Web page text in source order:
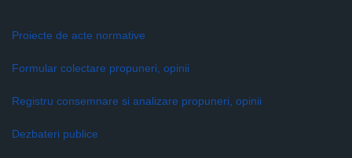
Proiecte de acte normative
Formular colectare propuneri, opinii
Registru consemnare si analizare propuneri, opinii
Dezbateri publice